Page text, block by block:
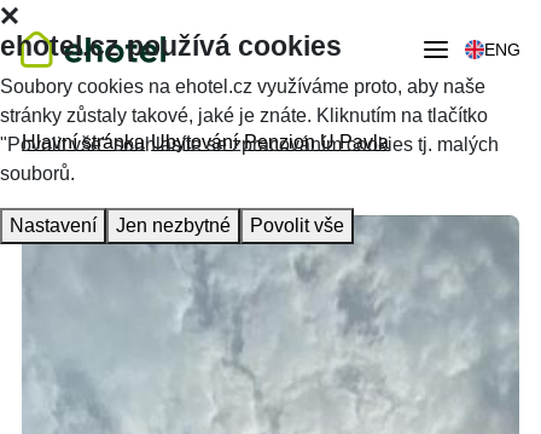
ENG
Hlavní stránka Ubytování Penzion U Pavla
ehotel.cz používá cookies
Soubory cookies na ehotel.cz využíváme proto, aby naše
stránky zůstaly takové, jaké je znáte. Kliknutím na tlačítko
"Povolit vše" souhlasíte se zpracováním cookies tj. malých
souborů.
Nastavení Jen nezbytné Povolit vše